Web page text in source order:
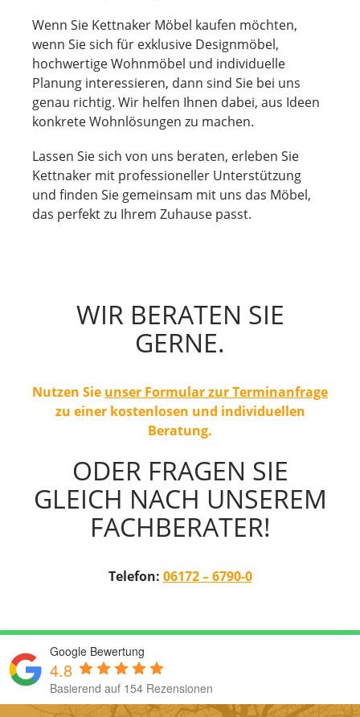
Wenn Sie Kettnaker Möbel kaufen möchten,
wenn Sie sich für exklusive Designmöbel,
hochwertige Wohnmöbel und individuelle
Planung interessieren, dann sind Sie bei uns
genau richtig. Wir helfen Ihnen dabei, aus Ideen
konkrete Wohnlösungen zu machen.
Lassen Sie sich von uns beraten, erleben Sie
Kettnaker mit professioneller Unterstützung
und finden Sie gemeinsam mit uns das Möbel,
das perfekt zu Ihrem Zuhause passt.
WIR BERATEN SIE
GERNE.
Nutzen Sie unser Formular zur Terminanfrage
zu einer kostenlosen und individuellen
Beratung.
ODER FRAGEN SIE
GLEICH NACH UNSEREM
FACHBERATER!
Telefon: 06172 – 6790-0
Google Bewertung
4.8
Basierend auf 154 Rezensionen